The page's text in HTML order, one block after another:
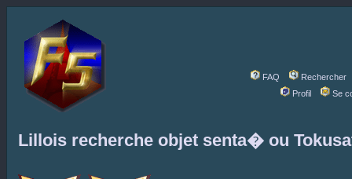
FAQ
Rechercher
Profil
Se
Lillois recherche objet senta� ou